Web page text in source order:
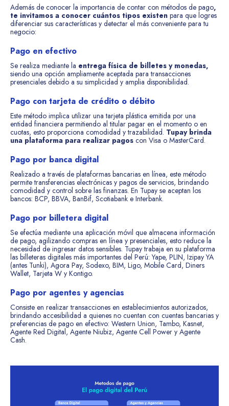
Además de conocer la importancia de contar con métodos de pago,
te invitamos a conocer cuántos tipos existen para que logres
diferenciar sus características y detectar el más conveniente para tu
negocio:
Pago en efectivo
Se realiza mediante la entrega física de billetes y monedas,
siendo una opción ampliamente aceptada para transacciones
presenciales debido a su simplicidad y amplia disponibilidad.
Pago con tarjeta de crédito o débito
Este método implica utilizar una tarjeta plástica emitida por una
entidad financiera permitiendo al titular pagar en el momento o en
cuotas, esto proporciona comodidad y trazabilidad. Tupay brinda
una plataforma para realizar pagos con Visa o MasterCard.
Pago por banca digital
Realizado a través de plataformas bancarias en línea, este método
permite transferencias electrónicas y pagos de servicios, brindando
comodidad y control sobre las finanzas. En Tupay se aceptan los
bancos: BCP, BBVA, BanBif, Scotiabank e Interbank.
Pago por billetera digital
Se efectúa mediante una aplicación móvil que almacena información
de pago, agilizando compras en línea y presenciales, esto reduce la
necesidad de ingresar datos sensibles. Tupay trabaja en su plataforma
las billeteras digitales más importantes del Perú: Yape, PLIN, Izipay YA
(antes Tunki), Agora Pay, Sodexo, BIM, Ligo, Mobile Card, Diners
Wallet, Tarjeta W y Kontigo.
Pago por agentes y agencias
Consiste en realizar transacciones en establecimientos autorizados,
brindando accesibilidad a quienes no cuentan con cuentas bancarias y
preferencias de pago en efectivo: Western Union, Tambo, Kasnet,
Agente Red Digital, Agente Niubiz, Agente Cell Power y Agente
Cash.